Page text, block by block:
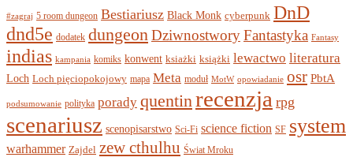
#zagraj 5 room dungeon Bestiariusz Black Monk cyberpunk DnD
dnd5e dodatek dungeon DziwnostworyFantastyka Fantasy
indias kampania komiks konwent ksiażki książki lewactwo literatura
Loch Loch pięciopokojowy mapa Meta moduł MotW opowiadanie osr PbtA
podsumowanie polityka porady quentin recenzja rpg
scenariusz scenopisarstwo Sci-Fi science fiction SF system
warhammer Zajdel zew cthulhu Świat Mroku